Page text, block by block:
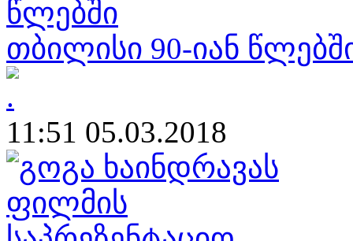
თბილისი 90-იან
11:51 05.03.2018